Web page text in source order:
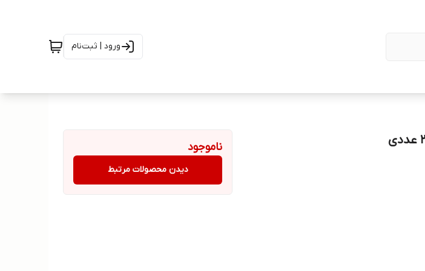
ورود | ثبت‌نام
ناموجود
دیدن محصولات مرتبط